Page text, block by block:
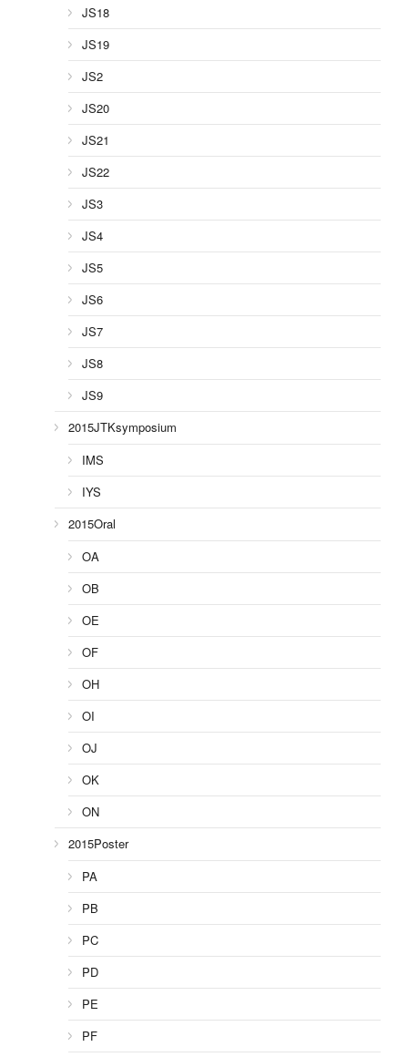
JS18
JS19
JS2
JS20
JS21
JS22
JS3
JS4
JS5
JS6
JS7
JS8
JS9
2015JTKsymposium
IMS
IYS
2015Oral
OA
OB
OE
OF
OH
OI
OJ
OK
ON
2015Poster
PA
PB
PC
PD
PE
PF